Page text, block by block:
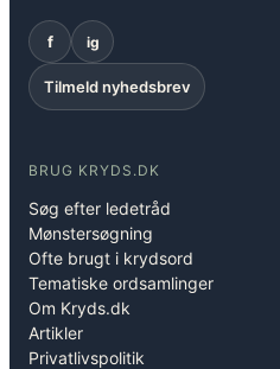
f ig
Tilmeld nyhedsbrev
BRUG KRYDS.DK
Søg efter ledetråd
Mønstersøgning
Ofte brugt i krydsord
Tematiske ordsamlinger
Om Kryds.dk
Artikler
Privatlivspolitik